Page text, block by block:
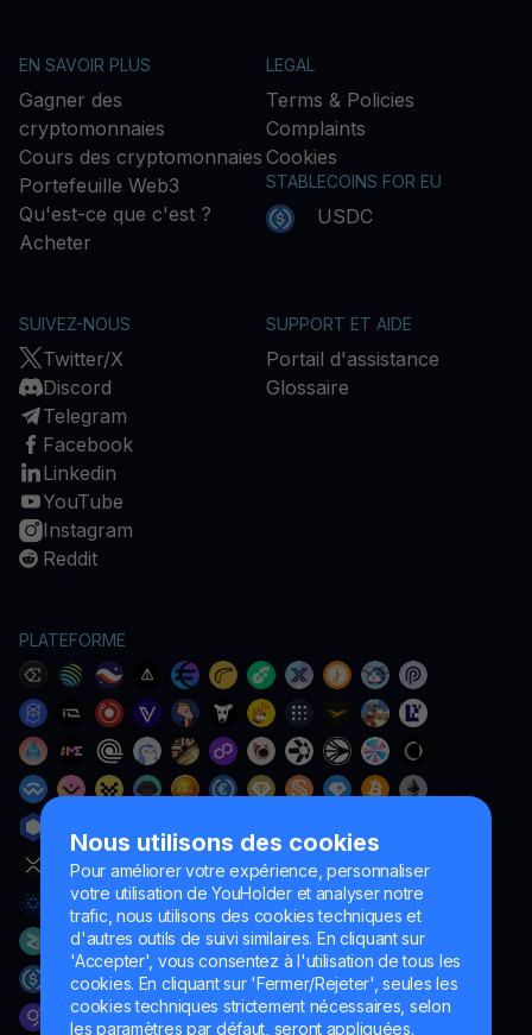
Nous utilisons des cookies
Pour améliorer votre expérience, personnaliser
votre utilisation de YouHolder et analyser notre
trafic, nous utilisons des cookies techniques et
d'autres outils de suivi similaires. En cliquant sur
'Accepter', vous consentez à l'utilisation de tous les
cookies. En cliquant sur 'Fermer/Rejeter', seules les
cookies techniques strictement nécessaires, selon
les paramètres par défaut, seront appliquées.
EN SAVOIR PLUS
Gagner des
cryptomonnaies
Cours des cryptomonnaies
Portefeuille Web3
Qu'est-ce que c'est ?
Acheter
LEGAL
Terms & Policies
Complaints
Cookies
STABLECOINS FOR EU
USDC
SUIVEZ-NOUS
Twitter/X
Discord
Telegram
Facebook
Linkedin
YouTube
Instagram
Reddit
SUPPORT ET AIDE
Portail d'assistance
Glossaire
PLATEFORME